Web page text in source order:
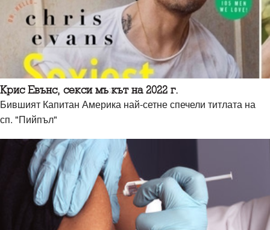
Крис Евънс, секси мъжът на 2022 г.
Бившият Капитан Америка най-сетне спечели титлата на
сп. "Пийпъл"